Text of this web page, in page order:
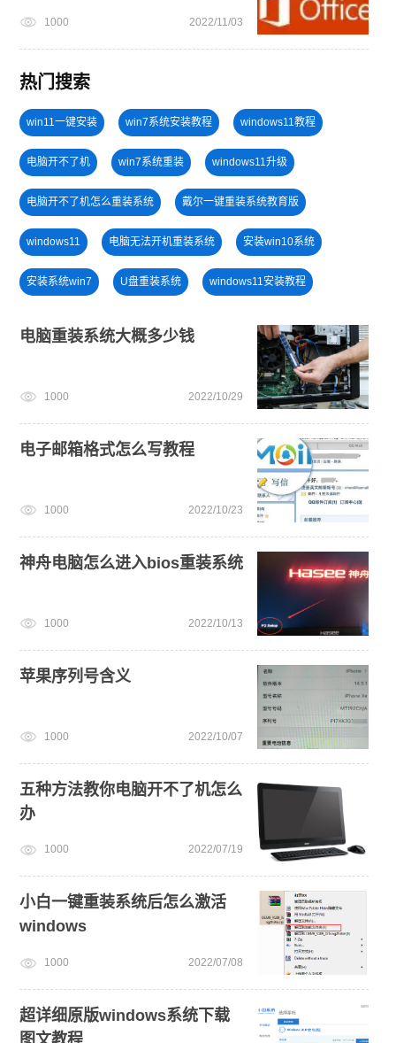
1000 2022/11/03
热门搜索
win11一键安装 win7系统安装教程 windows11教程
电脑开不了机 win7系统重装 windows11升级
电脑开不了机怎么重装系统 戴尔一键重装系统教育版
windows11 电脑无法开机重装系统 安装win10系统
安装系统win7 U盘重装系统 windows11安装教程
win11下载
电脑重装系统大概多少钱
1000 2022/10/29
电子邮箱格式怎么写教程
1000 2022/10/23
神舟电脑怎么进入bios重装系统
1000 2022/10/13
苹果序列号含义
1000 2022/10/07
五种方法教你电脑开不了机怎么
办
1000 2022/07/19
小白一键重装系统后怎么激活
windows
1000 2022/07/08
超详细原版windows系统下载